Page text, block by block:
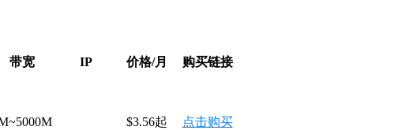
带宽 IP 价格/月 购买链接
$3.56起 点击购买